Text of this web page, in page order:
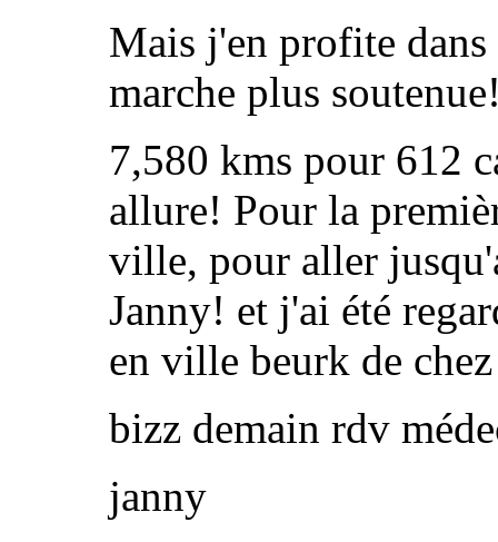
Mais j'en profite
marche plus
7,580 kms pour 612
allure! Pour la
ville, pour aller
Janny! et j'ai été
en ville beurk de
bizz demain rdv
janny